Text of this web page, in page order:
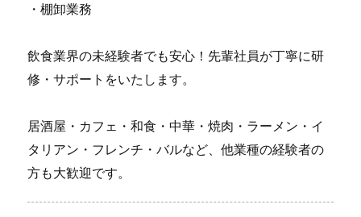
・棚卸業務
飲食業界の未経験者でも安心！先輩社員が丁寧に研
修・サポートをいたします。
居酒屋・カフェ・和食・中華・焼肉・ラーメン・イ
タリアン・フレンチ・バルなど、他業種の経験者の
方も大歓迎です。